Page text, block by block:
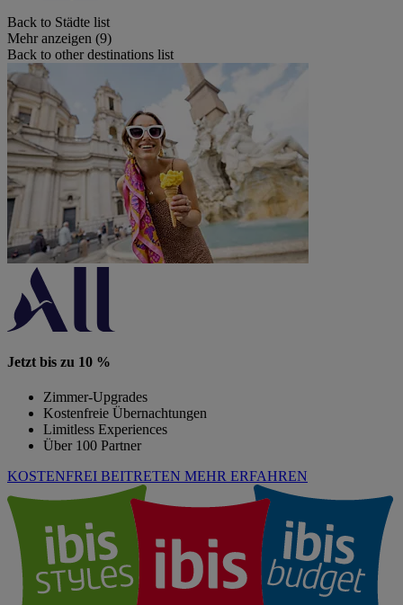
Back to Städte list
Mehr anzeigen (9)
Back to other destinations list
Jetzt bis zu 10 %
Zimmer-Upgrades
Kostenfreie Übernachtungen
Limitless Experiences
Über 100 Partner
KOSTENFREI BEITRETEN MEHR ERFAHREN